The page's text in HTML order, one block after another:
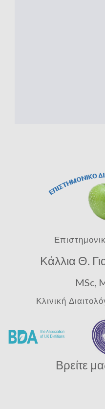
Κάλλια Θ.
MSc,
Κλινική
Βρείτε